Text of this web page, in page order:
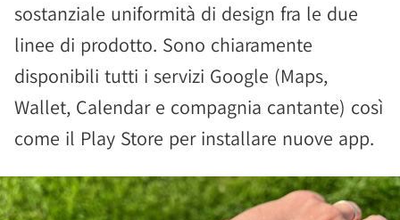
sostanziale uniformità di design fra le due
linee di prodotto. Sono chiaramente
disponibili tutti i servizi Google (Maps,
Wallet, Calendar e compagnia cantante) così
come il Play Store per installare nuove app.